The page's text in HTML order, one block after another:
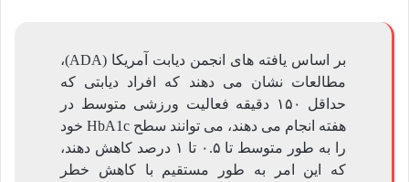
بر اساس یافته های انجمن دیابت آمریکا (ADA)،
مطالعات نشان می دهند که افراد دیابتی که
حداقل ۱۵۰ دقیقه فعالیت ورزشی متوسط در
هفته انجام می دهند، می توانند سطح HbA1c خود
را به طور متوسط تا ۰.۵ تا ۱ درصد کاهش دهند،
که این امر به طور مستقیم با کاهش خطر